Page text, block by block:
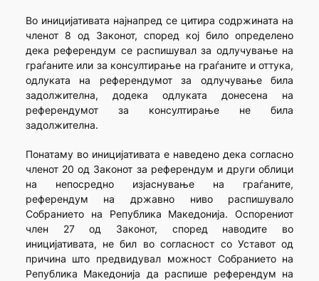
Во иницијативата најнапред се цитира содржината на
членот 8 од Законот, според кој било определено
дека референдум се распишувал за одлучување на
граѓаните или за консултирање на граѓаните и оттука,
одлуката на референдумот за одлучување била
задолжителна, додека одлуката донесена на
референдумот за консултирање не била
задолжителна.
Понатаму во иницијативата е наведено дека согласно
членот 20 од Законот за референдум и други облици
на непосредно изјаснување на граѓаните,
референдум на државно ниво распишувало
Собранието на Република Македонија. Оспорениот
член 27 од Законот, според наводите во
иницијативата, не бил во согласност со Уставот од
причина што предвидувал можност Собранието на
Република Македонија да распише референдум на